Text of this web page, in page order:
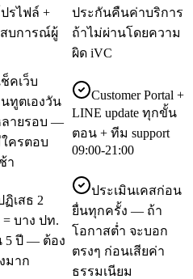
รไฟล์ +
บการณ์ผู้
ประกันคืนค่าบริการ
ถ้าไม่ผ่านโดยความ
ผิด iVC
ช็คเว็บ
ทูตเองวัน
ลายรอบ —
ครตอบ
า
Customer Portal +
LINE update ทุกขั้น
ตอน + ทีม support
09:00-21:00
ฏิเสธ 2
= บาง ปท.
5 ปี — ต้อง
มาก
ประเมินเคสก่อน
ยื่นทุกครั้ง — ถ้า
โอกาสต่ำ จะบอก
ตรงๆ ก่อนเสียค่า
ธรรมเนียม